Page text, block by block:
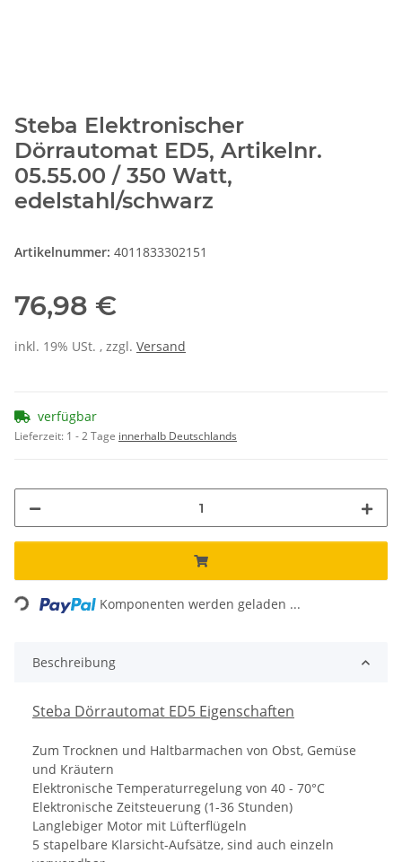
Steba Elektronischer
Dörrautomat ED5, Artikelnr.
05.55.00 / 350 Watt,
edelstahl/schwarz
Artikelnummer: 4011833302151
76,98 €
inkl. 19% USt. , zzgl. Versand
verfügbar
Lieferzeit: 1 - 2 Tage innerhalb Deutschlands
Komponenten werden geladen ...
Beschreibung
Steba Dörrautomat ED5 Eigenschaften
Zum Trocknen und Haltbarmachen von Obst, Gemüse
und Kräutern
Elektronische Temperaturregelung von 40 - 70°C
Elektronische Zeitsteuerung (1-36 Stunden)
Langlebiger Motor mit Lüfterflügeln
5 stapelbare Klarsicht-Aufsätze, sind auch einzeln